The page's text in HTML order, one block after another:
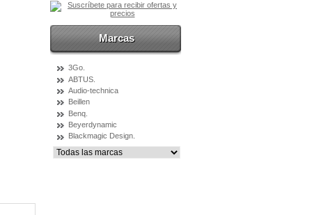
Marcas
3Go.
ABTUS.
Audio-technica
Beillen
Benq.
Beyerdynamic
Blackmagic Design.